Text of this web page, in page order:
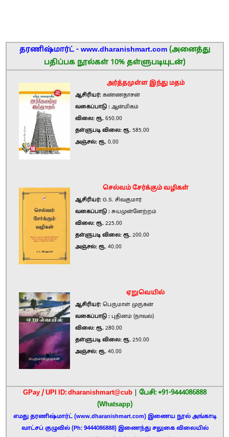
தரணிஷ்மார்ட் - www.dharanishmart.com (அனைத்து
பதிப்பக நூல்கள் 10% தள்ளுபடியுடன்)
அர்த்தமுள்ள இந்து மதம்
ஆசிரியர்: கண்ணதாசன்
வகைப்பாடு : ஆன்மிகம்
விலை: ரூ. 650.00
தள்ளுபடி விலை: ரூ. 585.00
அஞ்சல்: ரூ. 0.00
செல்வம் சேர்க்கும் வழிகள்
ஆசிரியர்: G.S. சிவகுமார்
வகைப்பாடு : சுயமுன்னேற்றம்
விலை: ரூ. 225.00
தள்ளுபடி விலை: ரூ. 200.00
அஞ்சல்: ரூ. 40.00
ஏறுவெயில்
ஆசிரியர்: பெருமாள் முருகன்
வகைப்பாடு : புதினம் (நாவல்)
விலை: ரூ. 280.00
தள்ளுபடி விலை: ரூ. 250.00
அஞ்சல்: ரூ. 40.00
GPay / UPI ID: dharanishmart@cub
பேசி: +91-9444086888
(Whatsapp)
எமது தரணிஷ்மார்ட் (www.dharanishmart.com) இணைய நூல் அங்காடி
வாட்சப் குழுவில் (Ph: 9444086888) இணைந்து சலுகை விலையில்